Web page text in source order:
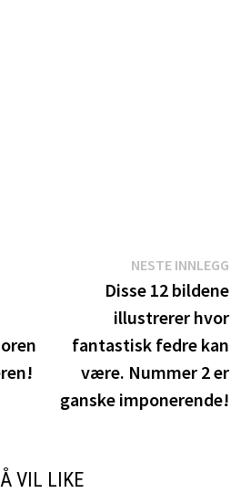
NESTE INNLEGG
Disse 12 bildene
illustrerer hvor
fantastisk fedre kan
være. Nummer 2 er
ganske imponerende!
VIL LIKE